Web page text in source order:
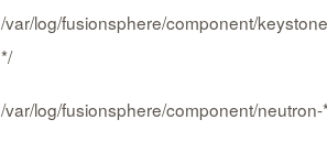
/var/log/fusionsphere/component/
*/
/var/log/fusionsphere/component/neutron-